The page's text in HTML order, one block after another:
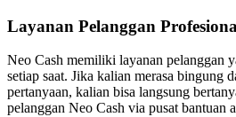
Layanan Pelanggan
Neo Cash memiliki layanan pelanggan
setiap saat. Jika kalian merasa bingung
pertanyaan, kalian bisa langsung
pelanggan Neo Cash via pusat bantuan